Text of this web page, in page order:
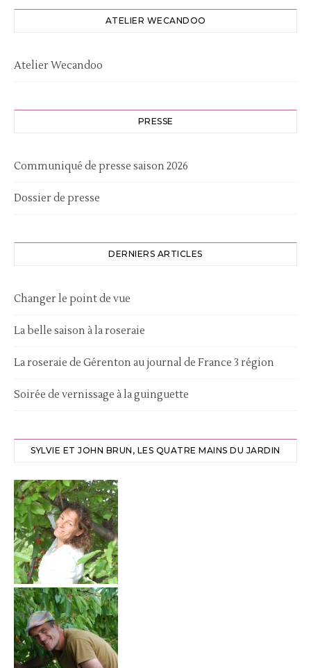
ATELIER WECANDOO
Atelier Wecandoo
PRESSE
Communiqué de presse saison 2026
Dossier de presse
DERNIERS ARTICLES
Changer le point de vue
La belle saison à la roseraie
La roseraie de Gérenton au journal de France 3 région
Soirée de vernissage à la guinguette
SYLVIE ET JOHN BRUN, LES QUATRE MAINS DU JARDIN